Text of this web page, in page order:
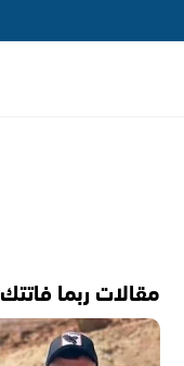
مقالات ربما فاتتك